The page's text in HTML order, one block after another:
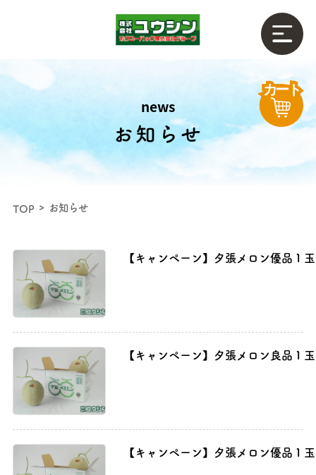
news
お知らせ
TOP お知らせ
【キャンペーン】夕張メロン優品
【キャンペーン】夕張メロン良品
【キャンペーン】夕張メロン優品